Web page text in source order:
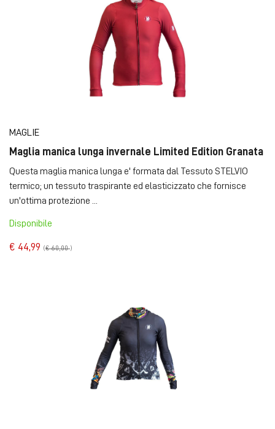
MAGLIE
Maglia manica lunga invernale Limited Edition Granata
Questa maglia manica lunga e' formata dal Tessuto STELVIO
termico; un tessuto traspirante ed elasticizzato che fornisce
un'ottima protezione ...
Disponibile
€ 44,99 (€ 60,00)